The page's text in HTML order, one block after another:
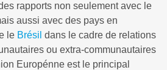
rapports non seulement avec le
aussi avec des pays en
le Brésil dans le cadre de relations
ou extra-communautaires
Europénne est le principal